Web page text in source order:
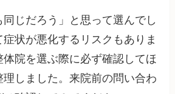
同じだろう」と思って選んでし
状が悪化するリスクもありま
院を選ぶ際に必ず確認してほ
理しました。来院前の問い合わ